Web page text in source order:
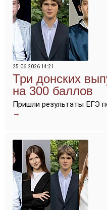
25.06.2026 14:21
Три донских
на 300 баллов
Пришли результаты ЕГЭ
→